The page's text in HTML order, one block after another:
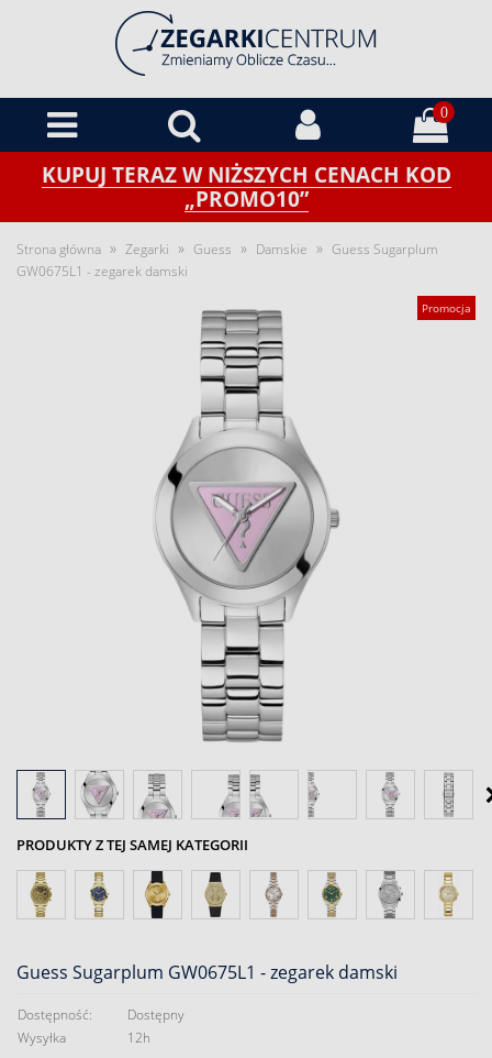
0
KUPUJ TERAZ W NIŻSZYCH CENACH KOD
„PROMO10”
Strona główna » Zegarki » Guess » Damskie » Guess Sugarplum
GW0675L1 - zegarek damski
Promocja
PRODUKTY Z TEJ SAMEJ KATEGORII
Guess Sugarplum GW0675L1 - zegarek damski
Dostępność:
Dostępny
Wysyłka
12h